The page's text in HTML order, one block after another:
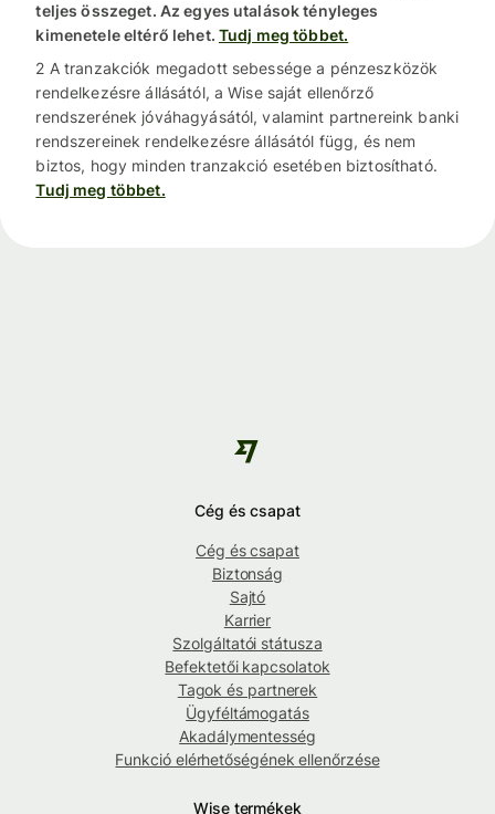
teljes összeget. Az egyes utalások tényleges
kimenetele eltérő lehet. Tudj meg többet.
2 A tranzakciók megadott sebessége a pénzeszközök
rendelkezésre állásától, a Wise saját ellenőrző
rendszerének jóváhagyásától, valamint partnereink banki
rendszereinek rendelkezésre állásától függ, és nem
biztos, hogy minden tranzakció esetében biztosítható.
Tudj meg többet.
Cég és csapat
Cég és csapat
Biztonság
Sajtó
Karrier
Szolgáltatói státusza
Befektetői kapcsolatok
Tagok és partnerek
Ügyféltámogatás
Akadálymentesség
Funkció elérhetőségének ellenőrzése
Wise termékek